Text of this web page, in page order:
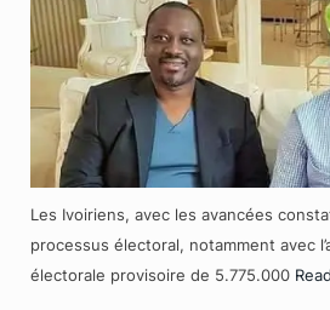
Les Ivoiriens, avec les avancées
processus électoral, notamment avec
électorale provisoire de 5.775.000